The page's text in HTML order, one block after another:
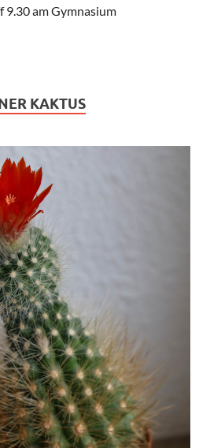
9.30 am Gymnasium
KAKTUS